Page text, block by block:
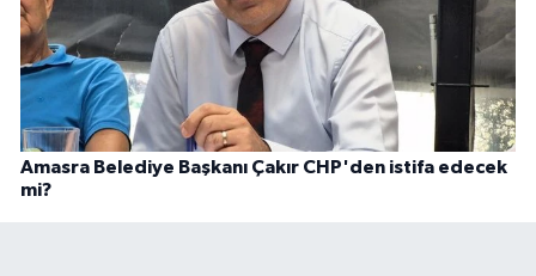
Amasra Belediye Başkanı Çakır CHP'den istifa edecek
mi?